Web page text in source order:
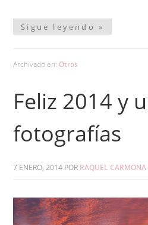
Sigue leyendo »
Archivado en: Otros
Feliz 2014 y
fotografías
7 ENERO, 2014 POR RAQUEL CARMONA